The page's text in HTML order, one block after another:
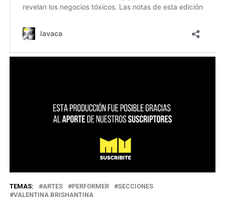
TEMAS: ARTES PERFORMER
SECCIONES
VALENTINA BRISHANTINA